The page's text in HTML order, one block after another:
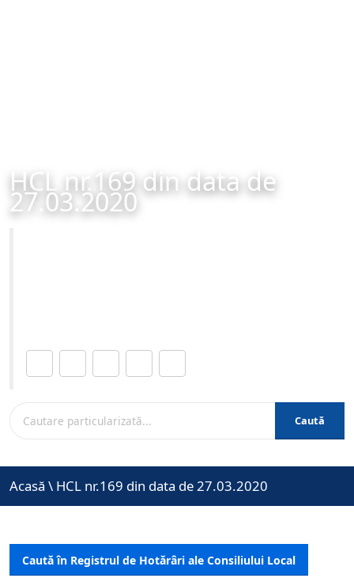
HCL nr.169 din data de
27.03.2020
Caută
Acasă \ HCL nr.169 din data de 27.03.2020
Caută în Registrul de Hotărâri ale Consiliului Local